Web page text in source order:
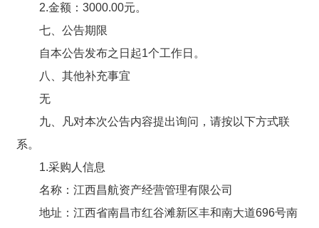
球
室
招
租
目
2.金额：3000.00元。
七、公告期限
自本公告发布之日起1个工作日。
八、其他补充事宜
无
九、
凡对本次公告内容提出询问，请按以下方式联
系。
1.采购人信息
名称：江西昌航资产经营管理有限公司
地址：江西省南昌市红谷滩新区丰和南大道696号南